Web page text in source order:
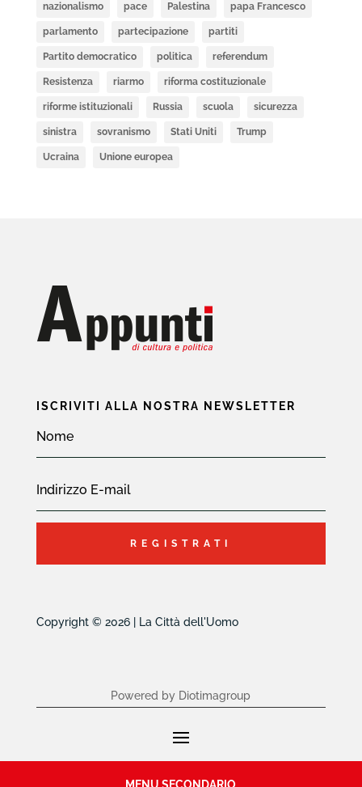
nazionalismo pace Palestina papa Francesco
parlamento partecipazione partiti
Partito democratico politica referendum
Resistenza riarmo riforma costituzionale
riforme istituzionali Russia scuola sicurezza
sinistra sovranismo Stati Uniti Trump
Ucraina Unione europea
ISCRIVITI ALLA NOSTRA NEWSLETTER
REGISTRATI
Copyright © 2026 | La Città dell'Uomo
Powered by Diotimagroup